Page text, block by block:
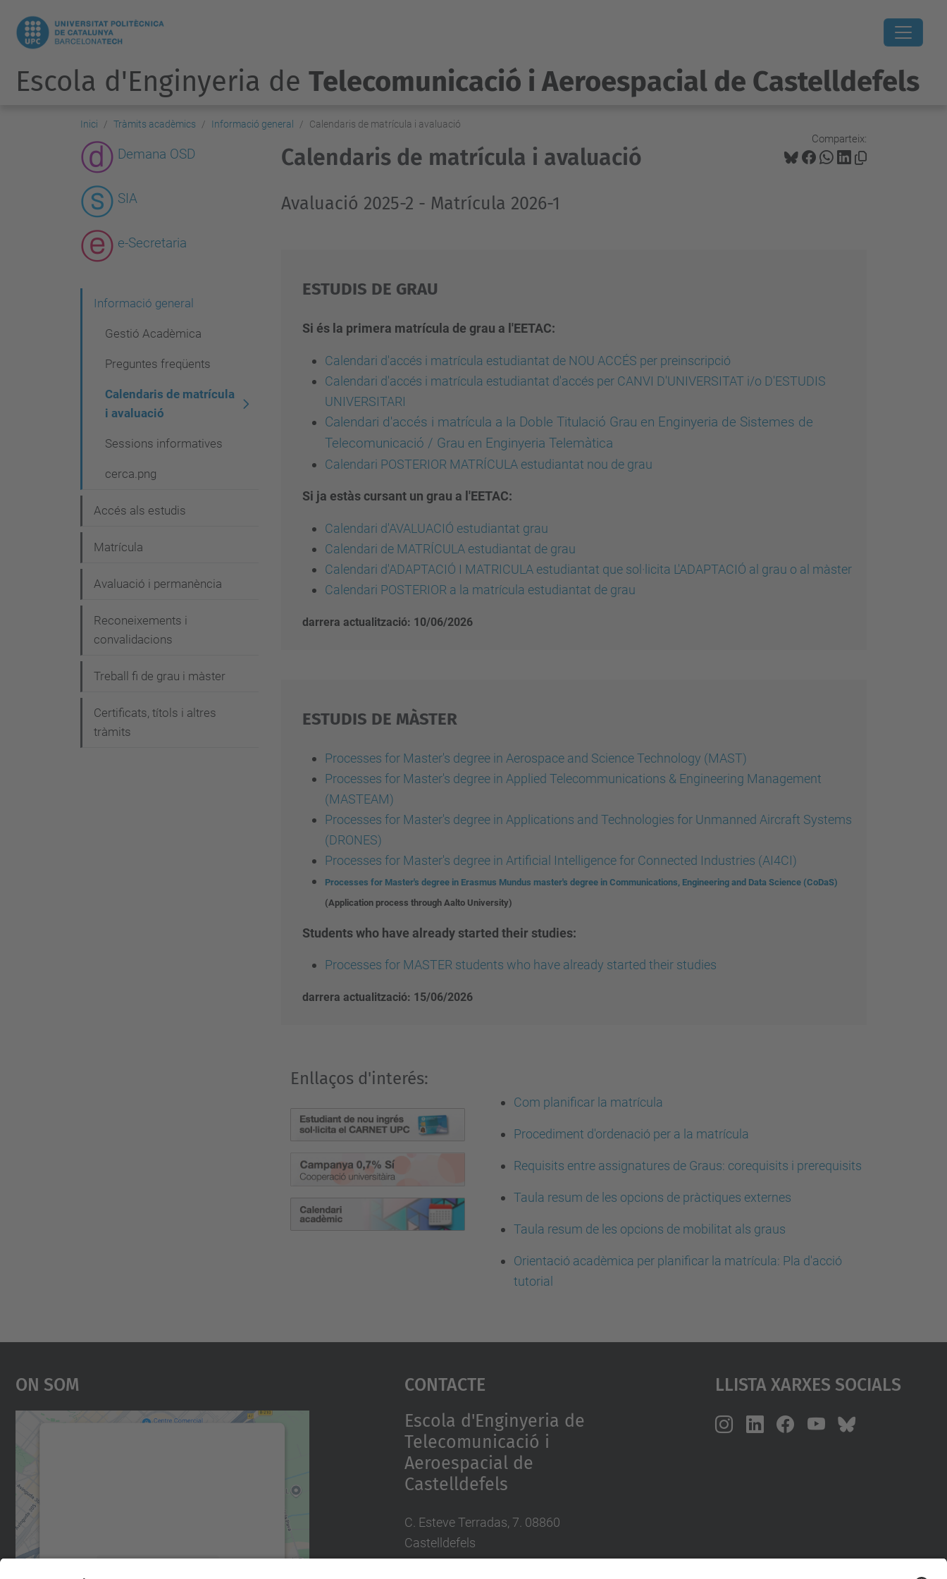
Escola d'Enginyeria de Telecomunicació i Aeroespacial de Castelldefels
Inici Tràmits acadèmics Informació general Calendaris de matrícula i avaluació
Comparteix:
Calendaris de matrícula i avaluació
Avaluació 2025-2 - Matrícula 2026-1
ESTUDIS DE GRAU
Si és la primera matrícula de grau a l'EETAC:
Calendari d'accés i matrícula estudiantat de NOU ACCÉS per preinscripció
Calendari d'accés i matrícula estudiantat d'accés per CANVI D'UNIVERSITAT i/o D'ESTUDIS
UNIVERSITARI
Calendari d'accés i matrícula a la Doble Titulació Grau en Enginyeria de Sistemes de
Telecomunicació / Grau en Enginyeria Telemàtica
Calendari POSTERIOR MATRÍCULA estudiantat nou de grau
Si ja estàs cursant un grau a l'EETAC:
Calendari d'AVALUACIÓ estudiantat grau
Calendari de MATRÍCULA estudiantat de grau
Calendari d'ADAPTACIÓ I MATRICULA estudiantat que sol·licita L'ADAPTACIÓ al grau o al màster
Calendari POSTERIOR a la matrícula estudiantat de grau
darrera actualització: 10/06/2026
ESTUDIS DE MÀSTER
Processes for Master's degree in Aerospace and Science Technology (MAST)
Processes for Master's degree in Applied Telecommunications & Engineering Management
(MASTEAM)
Processes for Master's degree in Applications and Technologies for Unmanned Aircraft Systems
(DRONES)
Processes for Master's degree in Artificial Intelligence for Connected Industries (AI4CI)
Processes for Master's degree in Erasmus Mundus master's degree in Communications, Engineering and Data Science (CoDaS)
(Application process through Aalto University)
Students who have already started their studies:
Processes for MASTER students who have already started their studies
darrera actualització: 15/06/2026
Enllaços d'interés:
Com planificar la matrícula
Procediment d'ordenació per a la matrícula
Requisits entre assignatures de Graus: corequisits i prerequisits
Taula resum de les opcions de pràctiques externes
Taula resum de les opcions de mobilitat als graus
Orientació acadèmica per planificar la matrícula: Pla d'acció
tutorial
Demana OSD
SIA
e-Secretaria
ó
Informació general
Gestió Acadèmica
Preguntes freqüents
Calendaris de matrícula
i avaluació
Sessions informatives
cerca.png
Accés als estudis
Matrícula
Avaluació i permanència
Reconeixements i
convalidacions
Treball fi de grau i màster
Certificats, títols i altres
tràmits
On Som Contacte
Escola d'Enginyeria de
Telecomunicació i
Aeroespacial de
Castelldefels
C. Esteve Terradas, 7. 08860
Castelldefels
Llista Xarxes Socials